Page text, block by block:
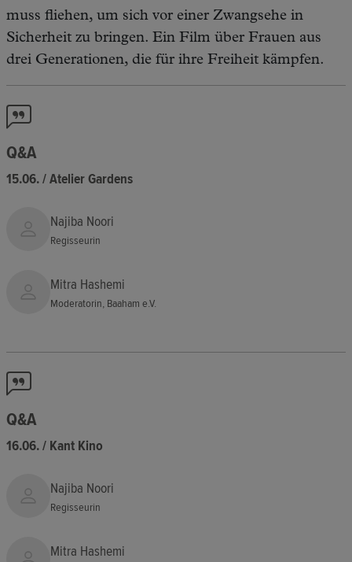
muss fliehen, um sich vor einer Zwangsehe in
Sicherheit zu bringen. Ein Film über Frauen aus
drei Generationen, die für ihre Freiheit kämpfen.
Q&A
15.06. / Atelier Gardens
Najiba Noori
Regisseurin
Mitra Hashemi
Moderatorin, Baaham e.V.
Q&A
16.06. / Kant Kino
Najiba Noori
Regisseurin
Mitra Hashemi